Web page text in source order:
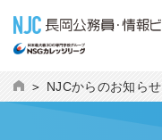
NJCからのお知らせ